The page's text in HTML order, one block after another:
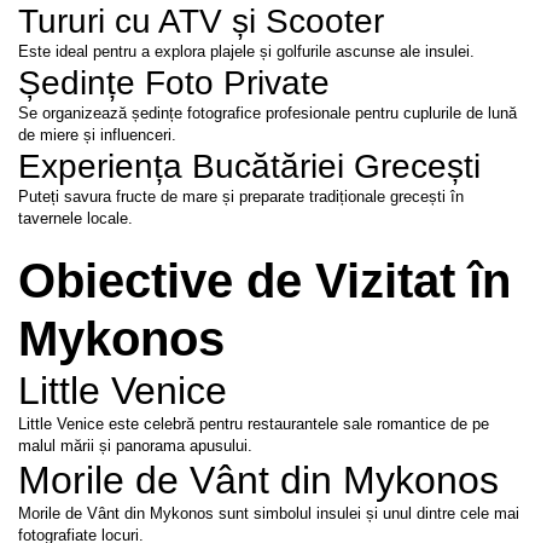
Tururi cu ATV și Scooter
Este ideal pentru a explora plajele și golfurile ascunse ale insulei.
Ședințe Foto Private
Se organizează ședințe fotografice profesionale pentru cuplurile de lună
de miere și influenceri.
Experiența Bucătăriei Grecești
Puteți savura fructe de mare și preparate tradiționale grecești în
tavernele locale.
Obiective de Vizitat în
Mykonos
Little Venice
Little Venice este celebră pentru restaurantele sale romantice de pe
malul mării și panorama apusului.
Morile de Vânt din Mykonos
Morile de Vânt din Mykonos sunt simbolul insulei și unul dintre cele mai
fotografiate locuri.